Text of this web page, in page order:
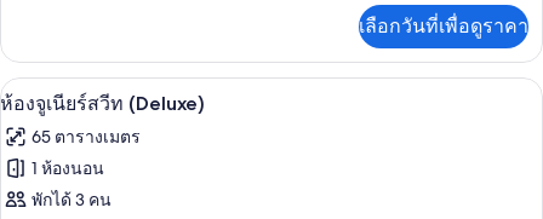
เกี่ยว
กับ
สตู
โอ
(Claridge's)
เลือกวันที่เพื่อดูราคา
เปิด
ภาพถ่าย
ทั้งหมด
ของ
ห้องจูเนียร์สวีท (Deluxe) | เครื่องนอ
5
ห้องจูเนียร์สวีท (Deluxe)
65 ตารางเมตร
1 ห้องนอน
พักได้ 3 คน